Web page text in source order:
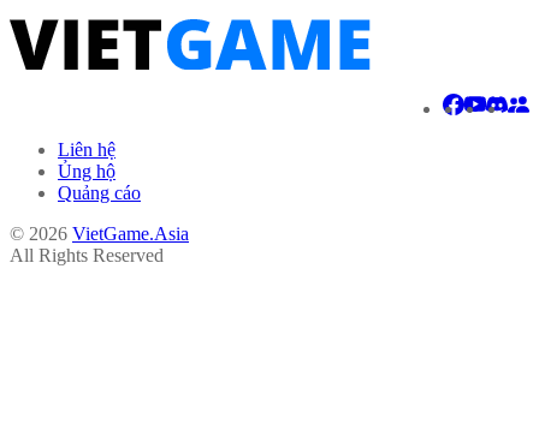
Liên hệ
Ủng hộ
Quảng cáo
© 2026 VietGame.Asia
All Rights Reserved